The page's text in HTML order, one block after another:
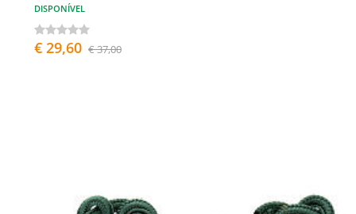
DISPONÍVEL
€ 29,60 € 37,00